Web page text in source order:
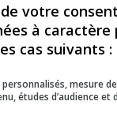
CULTUREL
votre
à caractère
cas suivants :
mesure
études d’audience et